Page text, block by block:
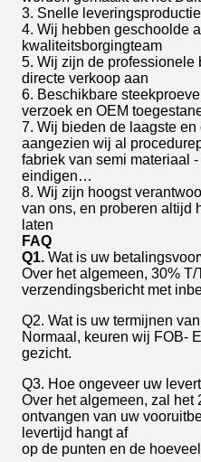
3. Snelle
4. Wij hebben geschoolde
kwaliteitsborgingteam
5. Wij zijn de professionele
directe verkoop aan
6. Beschikbare
verzoek en OEM
7. Wij bieden de laagste
aangezien wij al
fabriek van semi materiaal
eindigen…
8. Wij zijn hoogst
van ons, en proberen altijd
laten
FAQ
Q1. Wat is uw
Over het algemeen, 30%
verzendingsbericht met
Q2. Wat is uw termijnen
Normaal, keuren wij FOB-
gezicht.
Q3. Hoe ongeveer uw
Over het algemeen, zal het
ontvangen van uw
levertijd hangt af
op de punten en de